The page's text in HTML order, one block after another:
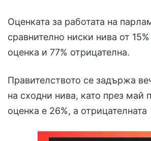
Оценката за работата на
сравнително ниски нива от
оценка и 77% отрицателна.
Правителството се задържа
на сходни нива, като през май
оценка е 26%, а отрицателната